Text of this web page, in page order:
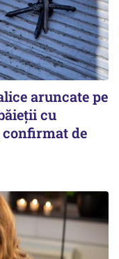
aruncate pe
cu
confirmat de